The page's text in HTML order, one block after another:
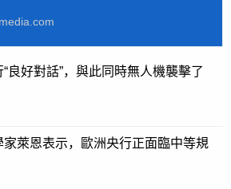
良好對話”，與此同時無人機襲擊了
家萊恩表示，歐洲央行正面臨中等規